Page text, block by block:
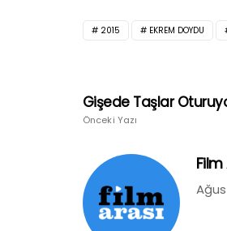
2015 EKREM DOYDU
Gişede Taşlar
Önceki Yazı